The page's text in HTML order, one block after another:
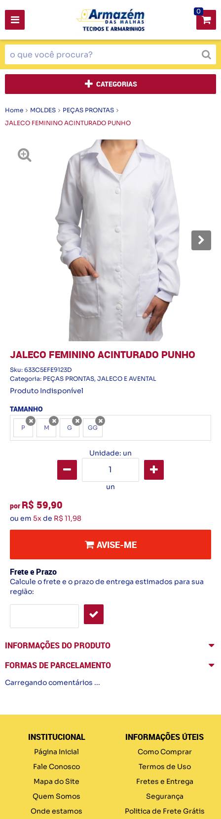
0
CATEGORIAS
Home MOLDES
PEÇAS PRONTAS
JALECO FEMININO ACINTURADO PUNHO
JALECO FEMININO ACINTURADO PUNHO
Sku: 633C5EFE9123D
Categoria: PEÇAS PRONTAS, JALECO E AVENTAL
Produto Indisponível
TAMANHO
P M G GG
x
Unidade: un
un
por R$ 59,90
ou em 5xde R$ 11,98
AVISE-ME
Frete e Prazo
Calcule o frete e o prazo de entrega estimados para sua
região:
INFORMAÇÕES DO PRODUTO
FORMAS DE PARCELAMENTO
Carregando comentários ...
INSTITUCIONAL
Página Inicial
Fale Conosco
Mapa do Site
Quem Somos
Onde estamos
INFORMAÇÕES ÚTEIS
Como Comprar
Termos de Uso
Fretes e Entrega
Segurança
Politica de Frete Grátis